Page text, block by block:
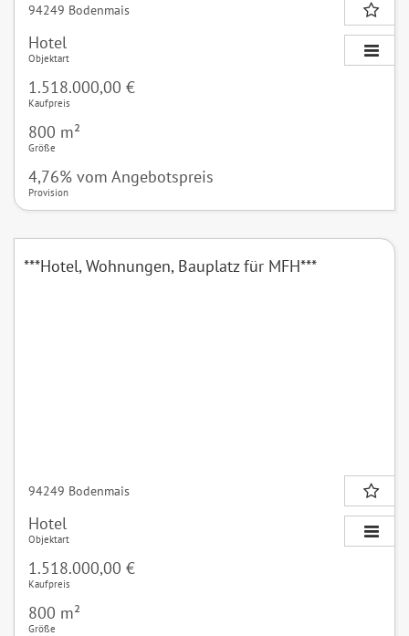
94249 Bodenmais
Hotel
Objektart
1.518.000,00 €
Kaufpreis
800 m²
Größe
4,76% vom Angebotspreis
Provision
***Hotel, Wohnungen, Bauplatz für MFH***
94249 Bodenmais
Hotel
Objektart
1.518.000,00 €
Kaufpreis
800 m²
Größe